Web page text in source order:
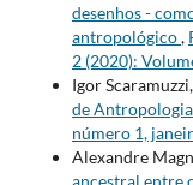
desenhos -
antropológico,
2 (2020):
Igor Scaramuzzi,
de Antropologia
número 1,
Alexandre
ancestral entre